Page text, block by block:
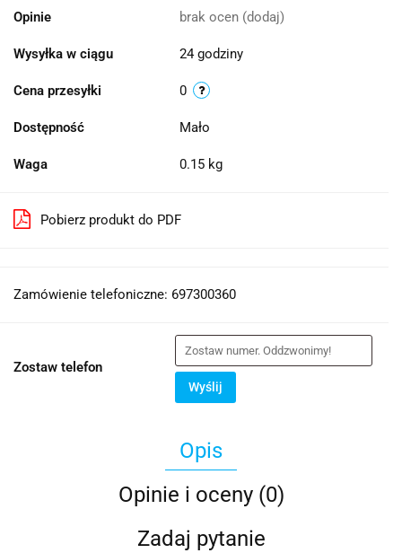
Opinie brak ocen (dodaj)
Wysyłka w ciągu 24 godziny
Cena przesyłki 0
Dostępność Mało
Waga 0.15 kg
Pobierz produkt do PDF
Zamówienie telefoniczne: 697300360
Zostaw telefon
Wyślij
Opis
Opinie i oceny (0)
Zadaj pytanie